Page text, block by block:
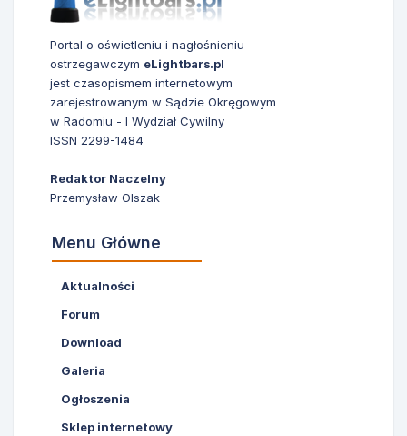
Portal o oświetleniu i nagłośnieniu
ostrzegawczym eLightbars.pl
jest czasopismem internetowym
zarejestrowanym w Sądzie Okręgowym
w Radomiu - I Wydział Cywilny
ISSN 2299-1484
Redaktor Naczelny
Przemysław Olszak
Menu Główne
Aktualności
Forum
Download
Galeria
Ogłoszenia
Sklep internetowy